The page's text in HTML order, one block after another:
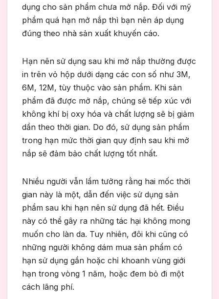
dụng cho sản phẩm chưa mở nắp. Đối với mỹ
phẩm quá hạn mở nắp thì bạn nên áp dụng
đúng theo nhà sản xuất khuyến cáo.
Hạn nên sử dụng sau khi mở nắp thường được
in trên vỏ hộp dưới dạng các con số như 3M,
6M, 12M, tùy thuộc vào sản phẩm. Khi sản
phẩm đã được mở nắp, chúng sẽ tiếp xúc với
không khí bị oxy hóa và chất lượng sẽ bị giảm
dần theo thời gian. Do đó, sử dụng sản phẩm
trong hạn mức thời gian quy định sau khi mở
nắp sẽ đảm bảo chất lượng tốt nhất.
Nhiều người vẫn lầm tưởng rằng hai mốc thời
gian này là một, dẫn đến việc sử dụng sản
phẩm sau khi hạn nên sử dụng đã hết. Điều
này có thể gây ra những tác hại không mong
muốn cho làn da. Tuy nhiên, đôi khi cũng có
những người không dám mua sản phẩm có
hạn sử dụng gần hoặc chỉ khoanh vùng giới
hạn trong vòng 1 năm, hoặc đem bỏ đi một
cách lãng phí.